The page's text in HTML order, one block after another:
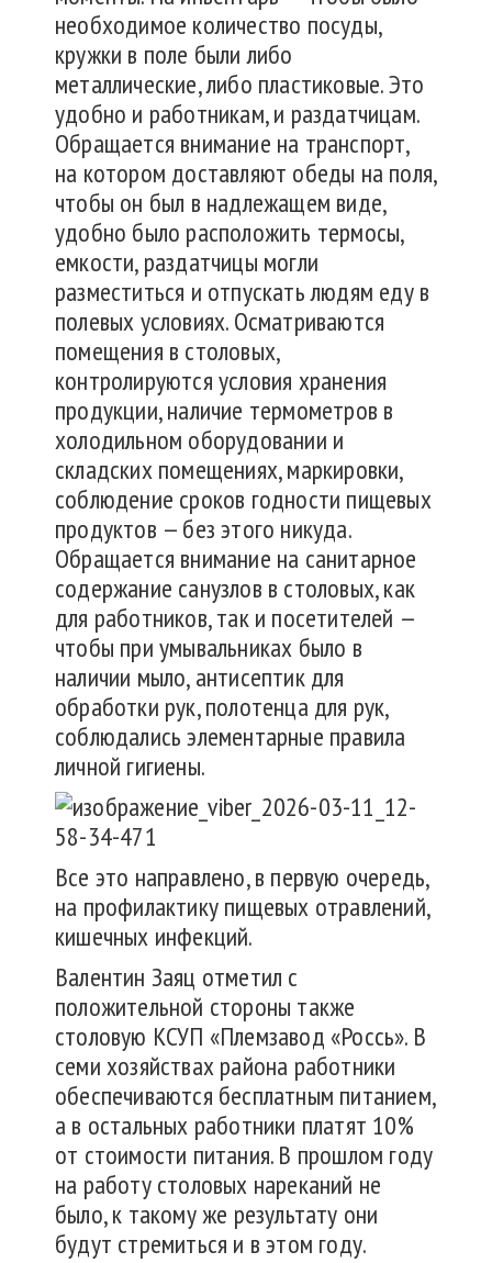
необходимое количество посуды,
кружки в поле были либо
металлические, либо пластиковые. Это
удобно и работникам, и раздатчицам.
Обращается внимание на транспорт,
на котором доставляют обеды на поля,
чтобы он был в надлежащем виде,
удобно было расположить термосы,
емкости, раздатчицы могли
разместиться и отпускать людям еду в
полевых условиях. Осматриваются
помещения в столовых,
контролируются условия хранения
продукции, наличие термометров в
холодильном оборудовании и
складских помещениях, маркировки,
соблюдение сроков годности пищевых
продуктов — без этого никуда.
Обращается внимание на санитарное
содержание санузлов в столовых, как
для работников, так и посетителей —
чтобы при умывальниках было в
наличии мыло, антисептик для
обработки рук, полотенца для рук,
соблюдались элементарные правила
личной гигиены.
Все это направлено, в первую очередь,
на профилактику пищевых отравлений,
кишечных инфекций.
Валентин Заяц отметил с
положительной стороны также
столовую КСУП «Племзавод «Россь». В
семи хозяйствах района работники
обеспечиваются бесплатным питанием,
а в остальных работники платят 10%
от стоимости питания. В прошлом году
на работу столовых нареканий не
было, к такому же результату они
будут стремиться и в этом году.